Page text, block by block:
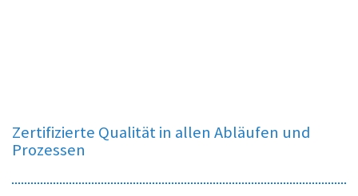
Zertifizierte Qualität in allen Abläufen und
Prozessen